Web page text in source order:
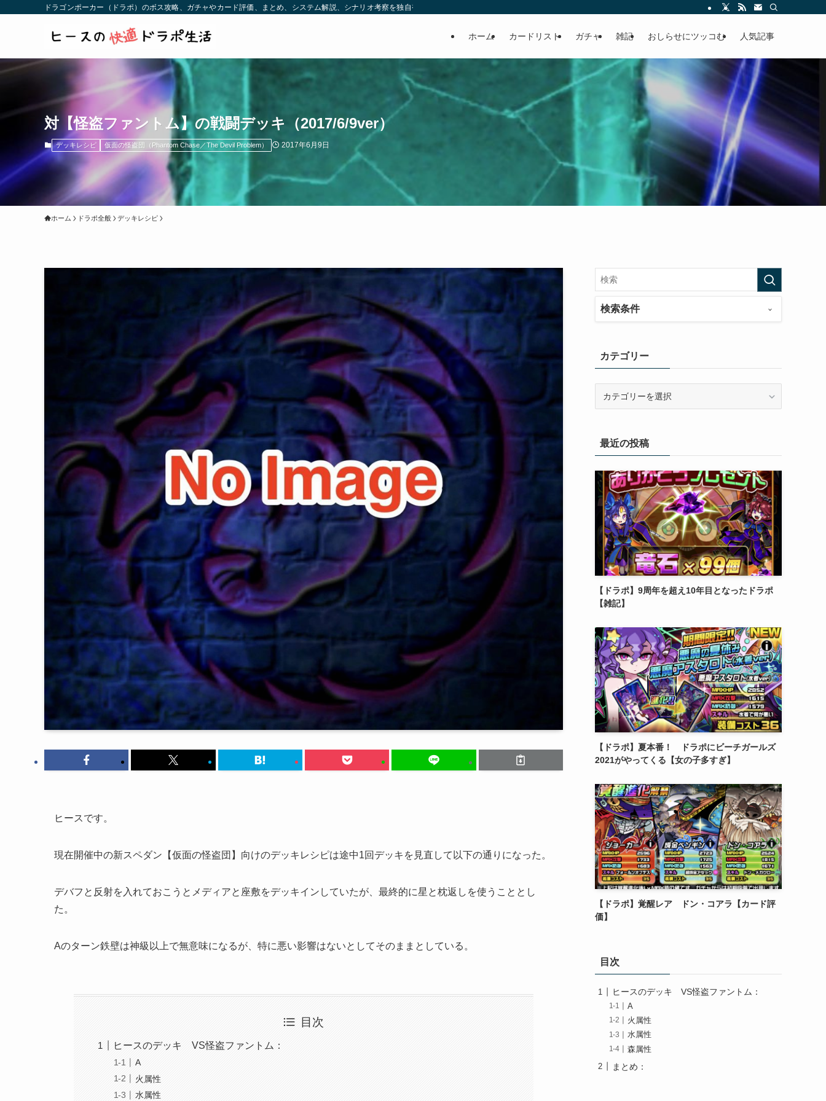
ドラゴンポーカー（ドラポ）のボス攻略、ガチャやカード評価、まとめ、システム解説、シナリオ考察を独自視点で発信する非公式ブログです。 | ヒースの快適ドラポ生活
ホーム カードリスト ガチャ 雑記 おしらせにツッコむ 人気記事
対【怪盗ファントム】の戦闘デッキ（2017/6/9ver）
デッキレシピ 仮面の怪盗団（Phantom Chase／The Devil Problem） 2017年6月9日
ホーム ドラポ全般 デッキレシピ
ヒースです。
現在開催中の新スペダン【仮面の怪盗団】向けのデッキレシピは途中1回デッキを見直して以下の通りになった。
デバフと反射を入れておこうとメディアと座敷をデッキインしていたが、最終的に星と枕返しを使うこととし
た。
Aのターン鉄壁は神級以上で無意味になるが、特に悪い影響はないとしてそのままとしている。
目次
ヒースのデッキ VS怪盗ファントム：
A
火属性
水属性
検索条件
カテゴリー
ー最近の投稿
【ドラポ】9周年を超え10年目となったドラポ
【雑記】
【ドラポ】夏本番！ ドラポにビーチガールズ
2021がやってくる【女の子多すぎ】
【ドラポ】覚醒レア ドン・コアラ【カード評
価】
目次
ヒースのデッキ VS怪盗ファントム：
A
火属性
水属性
森属性
まとめ：